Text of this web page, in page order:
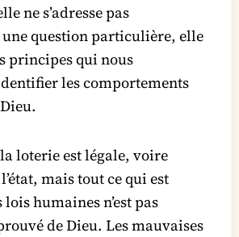
ne s’adresse pas
question particulière, elle
principes qui nous
les comportements
loterie est légale, voire
mais tout ce qui est
humaines n’est pas
de Dieu. Les mauvaises